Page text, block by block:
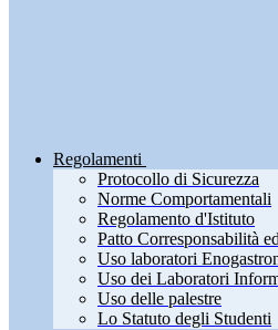
Regolamenti
Protocollo di Sicurezza
Norme Comportamentali
Regolamento d'Istituto
Patto Corresponsabilità
Uso laboratori
Uso dei Laboratori
Uso delle palestre
Lo Statuto degli Studenti